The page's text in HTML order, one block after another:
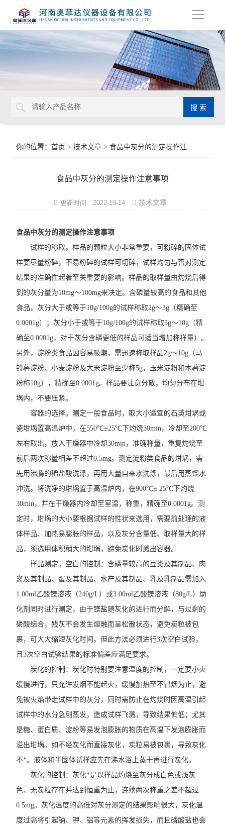
导
你的位置：首页 >技术文章 > 食品中灰分的测定操作注意事项
食品中灰分的测定操作注意事项
更新时间：2022-10-14 技术文章
食品中灰分的测定操作注意事项
试样的称取。样品的颗粒大小非常重要，可粉碎的固体试
样要尽量粉碎，不易粉碎的试样可切碎，试样均匀与否对测定
结果的准确性起着至关重要的影响。样品的取样量由灼烧后得
到的灰分量为10mg～100mg来决定。含磷量较高的食品和其他
食品，灰分大于或等于10g/100g的试样称取2g～3g（精确至
0.0001g）；灰分小于或等于10g/100g的试样称取3g～10g（精
确至0.0001g，对于灰分含磷更低的样品可适当增加称样量）。
另外，淀粉类食品因容易吸潮，需迅速称取样品2g～10g（马
铃薯淀粉、小麦淀粉及大米淀粉至少称5g，玉米淀粉和木薯淀
粉称10g），精确至0.0001g。样品要注意分散，均匀分布在坩
埚内，不要压紧。
容器的选择。测定一般食品时，取大小适宜的石英坩埚或
瓷坩埚置高温炉中，在550℃±25℃下灼烧30min，冷却至200℃
左右取出，放入干燥器中冷却30min，准确称量，重复灼烧至
前后两次称量相差不超过0.5mg。测定淀粉类食品的坩埚，需
先用沸腾的稀盐酸洗涤，再用大量自来水洗涤，最后用蒸馏水
冲洗。将洗净的坩埚置于高温炉内，在900℃± 25℃下灼烧
30min，并在干燥器内冷却至室温，称重，精确至0.0001g。测
定时，坩埚的大小要根据试样的性状来选用，需要前处理的液
体样品、加热易膨胀的样品，以及灰分含量低、取样量大的样
品，须选用体积稍大的坩埚，避免炭化时溅出容器。
样品测定。空白的控制：含磷量较高的豆类及其制品、肉
禽及其制品、蛋及其制品、水产及其制品、乳及乳制品需加入
1.00ml乙酸镁溶液（240g/L）或3.00ml乙酸镁溶液（80g/L）助
化剂同时进行测定，由于镁盐随灰化的进行而分解，与过剩的
磷酸结合，残灰不会发生熔融而呈松散状态，避免炭粒被包
裹，可大大缩短灰化时间。但此方法必须进行3次空白试验，
且3次空白试验结果的标准偏差应满足要求。
炭化的控制：炭化时特别要注意温度的控制，一定要小火
缓慢进行，只允许发烟不能起火，缓慢加热至不冒烟为止，避
免被火焰带走试样中的灰分，同时需防止在灼烧时因高温引起
试样中的水分急剧蒸发，造成试样飞溅，导致结果偏低；尤其
是糖、蛋白质、淀粉等易发泡膨胀的物质在高温下发泡膨胀而
溢出坩埚。如不经炭化而直接灰化，炭粒易被包裹，导致灰化
不*。液体和半固体试样应先在沸水浴上蒸干再进行炭化。
灰化的控制：灰化*是以样品灼烧至灰分成白色或浅灰
色、无炭粒存在并达到恒重为止，连续两次称重之差不超过
0.5mg。灰化温度的高低对灰分测定的结果影响很大，灰化温
度过高将引起钠、钾、铝等元素的挥发损失，而且磷酸盐也会